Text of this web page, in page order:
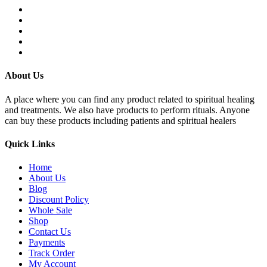
About Us
A place where you can find any product related to spiritual healing
and treatments. We also have products to perform rituals. Anyone
can buy these products including patients and spiritual healers
Quick Links
Home
About Us
Blog
Discount Policy
Whole Sale
Shop
Contact Us
Payments
Track Order
My Account